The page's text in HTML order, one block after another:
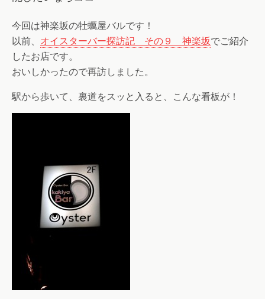
今回は神楽坂の牡蠣屋バルです！
以前、 オイスターバー探訪記 その９ 神楽坂でご紹介
したお店です。
おいしかったので再訪しました。
駅から歩いて、裏道をスッと入ると、こんな看板が！